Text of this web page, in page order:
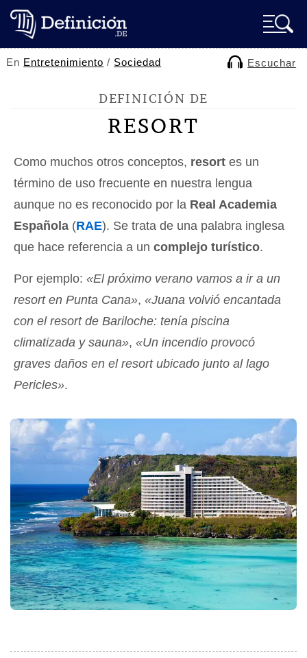
En Entretenimiento / Sociedad Escuchar
DEFINICIÓN DE
RESORT
Como muchos otros conceptos, resort es un
término de uso frecuente en nuestra lengua
aunque no es reconocido por la Real Academia
Española (RAE). Se trata de una palabra inglesa
que hace referencia a un complejo turístico.
Por ejemplo: «El próximo verano vamos a ir a un
resort en Punta Cana», «Juana volvió encantada
con el resort de Bariloche: tenía piscina
climatizada y sauna», «Un incendio provocó
graves daños en el resort ubicado junto al lago
Pericles».